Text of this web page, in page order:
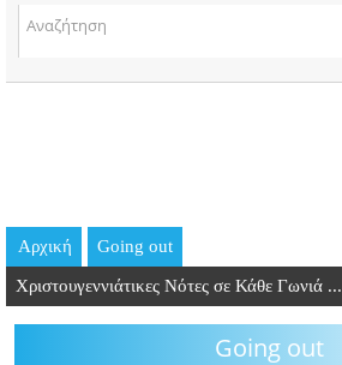
ΤΟΠΙΚΑ ΝΕΑ
ΘΕΣΕΙΣ ΕΡΓΑΣΙΑΣ
PODCAST
Αρχική Going out
Χριστουγεννιάτικες Νότες σε Κάθε Γωνιά ...
Going out